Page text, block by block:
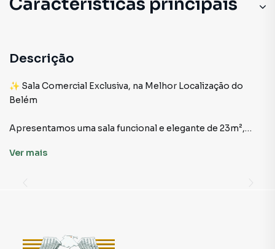
Descrição
✨ Sala Comercial Exclusiva, na Melhor Localização do
Belém
Apresentamos uma sala funcional e elegante de 23m²,
estrategicamente posicionado. Um ambiente pensado
atividades
Ver mais